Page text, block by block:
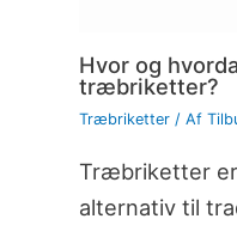
Hvor og
træbriketter?
Træbriketter/ Af
Træbriketter
alternativ til